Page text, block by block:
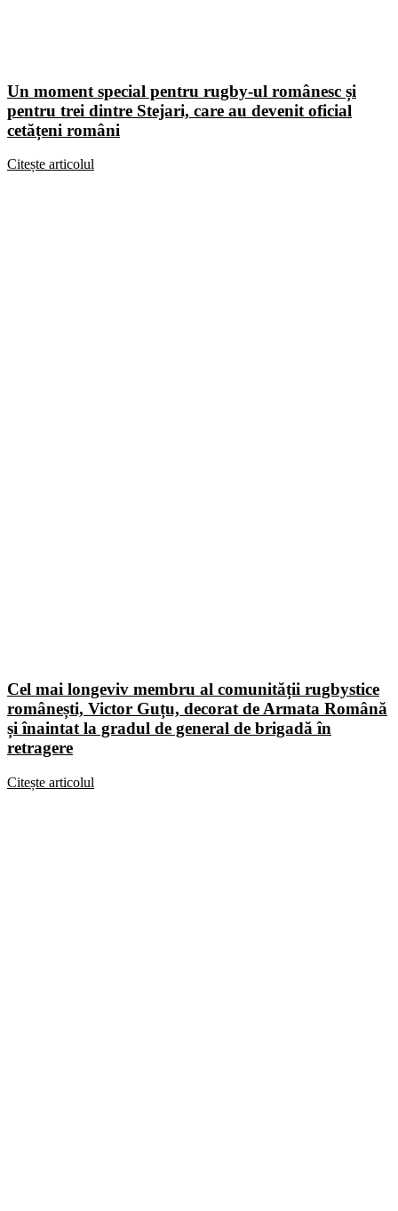
Un moment special pentru rugby-ul românesc și
pentru trei dintre Stejari, care au devenit oficial
cetățeni români
Citește articolul
Cel mai longeviv membru al comunității rugbystice
românești, Victor Guțu, decorat de Armata Română
și înaintat la gradul de general de brigadă în
retragere
Citește articolul